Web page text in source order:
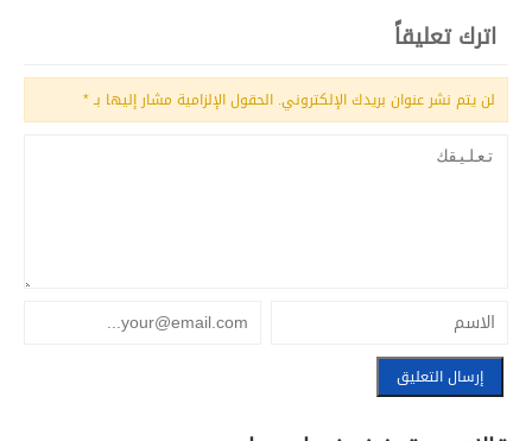
اترك تعليقاً
لن يتم نشر عنوان بريدك الإلكتروني. الحقول الإلزامية مشار إليها بـ*